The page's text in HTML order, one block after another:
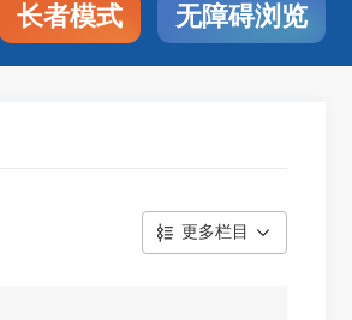
长者模式 无障碍浏览
更多栏目